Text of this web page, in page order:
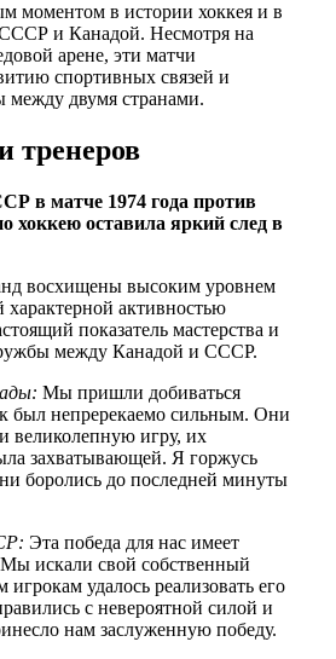
моментом в истории хоккея и в
и Канадой. Несмотря на
арене, эти матчи
спортивных связей и
двумя странами.
тренеров
в матче 1974 года против
хоккею оставила яркий след в
восхищены высоким уровнем
активностью
показатель мастерства и
между Канадой и СССР.
Мы пришли добиваться
был непререкаемо сильным. Они
великолепную игру, их
захватывающей. Я горжусь
боролись до последней минуты
Эта победа для нас имеет
искали свой собственный
удалось реализовать его
с невероятной силой и
нам заслуженную победу.